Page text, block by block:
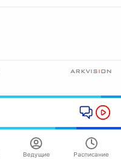
Ведущие Расписание